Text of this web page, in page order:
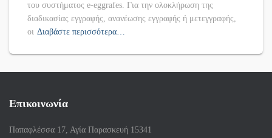
του συστήματος e-eggrafes. Για την ολοκλήρωση της
διαδικασίας εγγραφής, ανανέωσης εγγραφής ή μετεγγραφής,
οι Διαβάστε περισσότερα…
Επικοινωνία
Παπαφλέσσα 17, Αγία Παρασκευή 15341